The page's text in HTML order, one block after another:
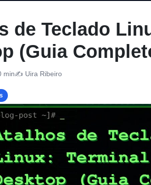
de Teclado
(Guia
min✍️ Uira Ribeiro